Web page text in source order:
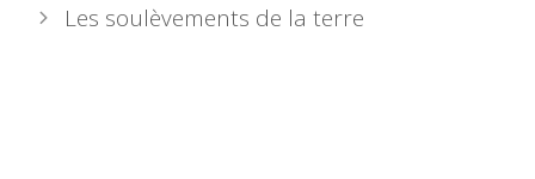
Les soulèvements de la terre